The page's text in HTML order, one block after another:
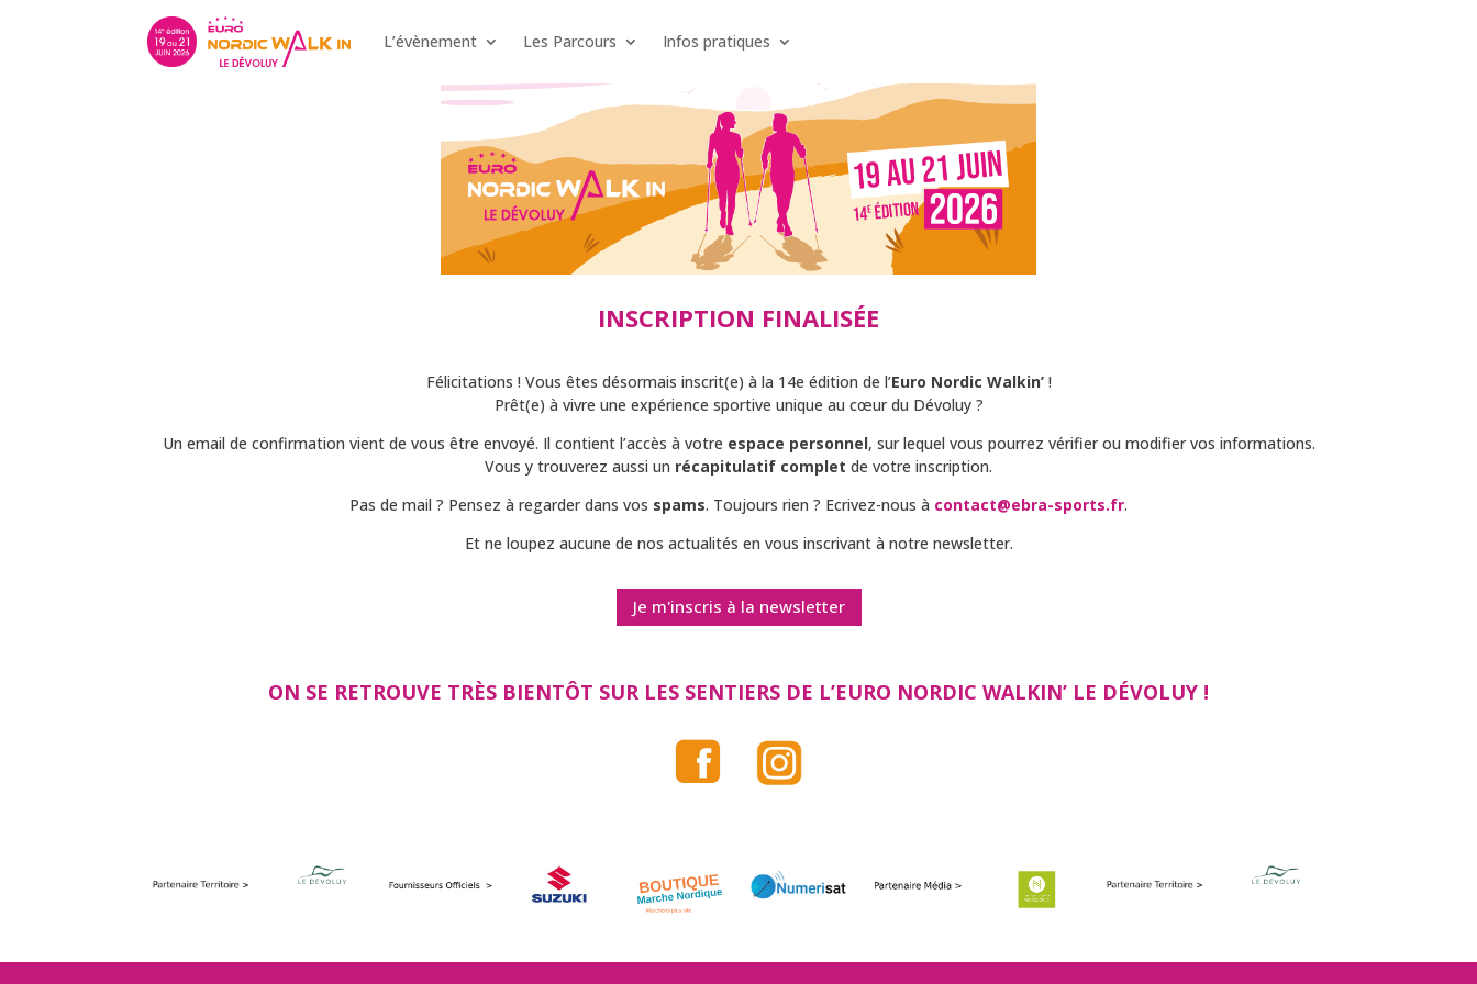
L’évènement Les Parcours Infos pratiques
INSCRIPTION FINALISÉE
Félicitations ! Vous êtes désormais inscrit(e) à la 14e édition de l’Euro Nordic Walkin’!
Prêt(e) à vivre une expérience sportive unique au cœur du Dévoluy ?
Un email de confirmation vient de vous être envoyé. Il contient l’accès à votre espace personnel, sur lequel vous pourrez vérifier ou modifier vos informations.
Vous y trouverez aussi un récapitulatif complet de votre inscription.
Pas de mail ? Pensez à regarder dans vos spams. Toujours rien ? Ecrivez-nous à contact@ebra-sports.fr.
Et ne loupez aucune de nos actualités en vous inscrivant à notre newsletter.
Je m'inscris à la newsletter
ON SE RETROUVE TRÈS BIENTÔT SUR LES SENTIERS DE L’EURO NORDIC WALKIN’ LE DÉVOLUY !